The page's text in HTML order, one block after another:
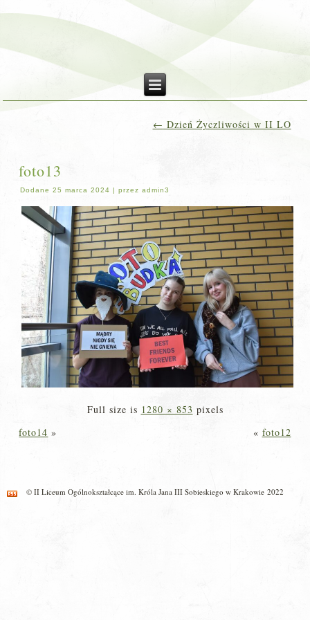
← Dzień Życzliwości w II LO
foto13
Dodane 25 marca 2024 |przez admin3
Full size is 1280 × 853 pixels
foto14 » « foto12
© II Liceum Ogólnokształcące im. Króla Jana III Sobieskiego w Krakowie 2022